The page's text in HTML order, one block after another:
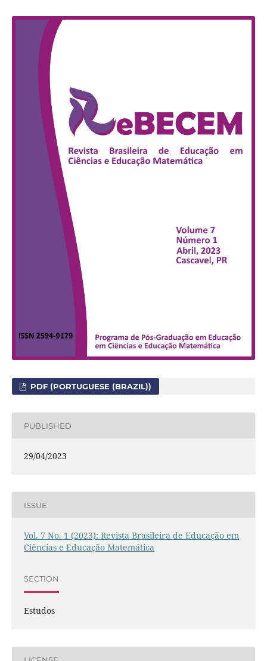
PDF (PORTUGUESE (BRAZIL))
PUBLISHED
29/04/2023
ISSUE
Vol. 7 No. 1 (2023): Revista Brasileira de Educação em
Ciências e Educação Matemática
SECTION
Estudos